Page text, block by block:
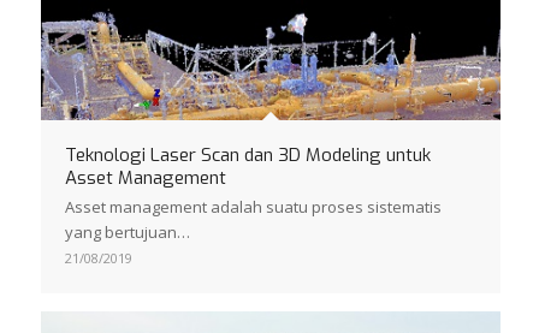
Teknologi Laser Scan dan 3D Modeling untuk
Asset Management
Asset management adalah suatu proses sistematis
yang bertujuan…
21/08/2019